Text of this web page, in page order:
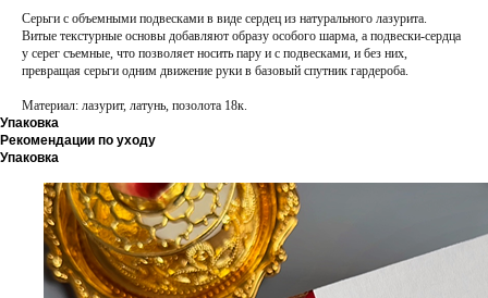
Серьги с объемными подвесками в виде сердец из натурального лазурита.
Витые текстурные основы добавляют образу особого шарма, а подвески-сердца
у серег съемные, что позволяет носить пару и с подвесками, и без них,
превращая серьги одним движение руки в базовый спутник гардероба.
Материал: лазурит, латунь, позолота 18к.
Упаковка
Рекомендации по уходу
Упаковка